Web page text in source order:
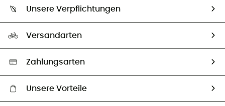
Größentabelle
Vertrag widerrufen
Unsere Botschafter
Unsere Verpflichtungen
Auswahl an nachhaltigen Produkten
Versandarten
Zahlungsarten
Unsere Vorteile